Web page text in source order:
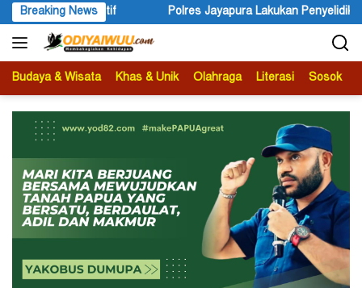
Langsung
ke
konten
Breaking News
Jayapura Lakukan Penyelidikan Pasca Keracunan Akibat Dugaan
Budaya & Wisata Khas & Unik Olahraga Literasi Sosok